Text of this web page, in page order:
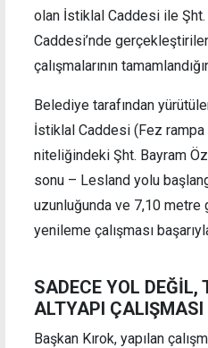
olan İstiklal Caddesi ile Şht.
Caddesi’nde
çalışmalarının
Belediye tarafından
İstiklal Caddesi (Fez rampa
niteliğindeki Şht. Bayram
sonu – Lesland yolu
uzunluğunda ve 7,10
yenileme çalışması
SADECE YOL
ALTYAPI ÇALIŞMASI
Başkan Kırok, yapılan